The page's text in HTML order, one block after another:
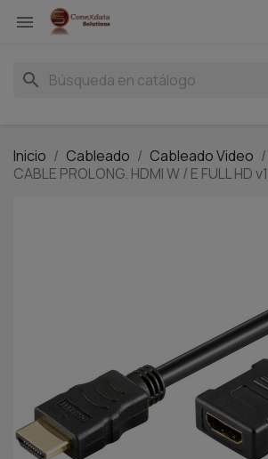

search
Inicio Cableado Cableado Video
CABLE PROLONG. HDMI W / E FULL HD